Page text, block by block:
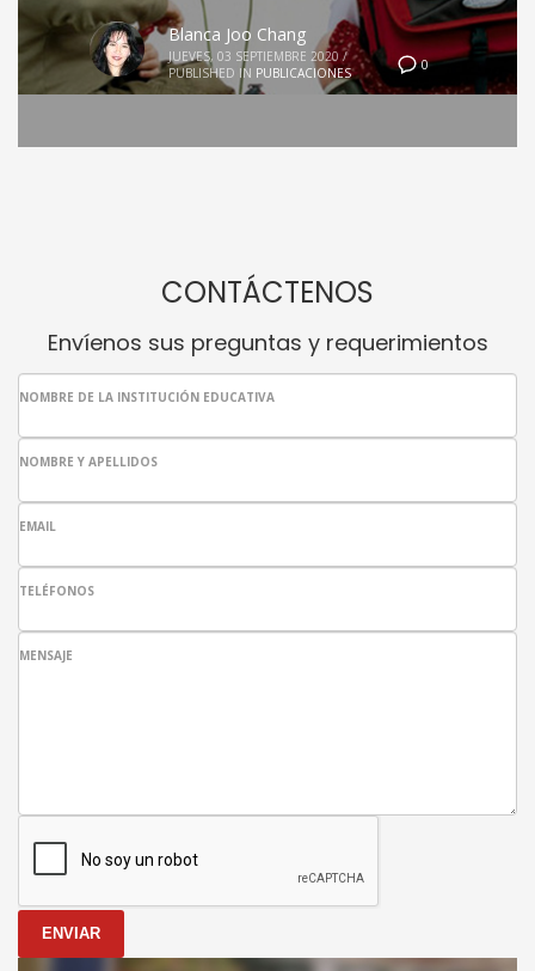
0
Blanca Joo Chang
JUEVES, 03 SEPTIEMBRE 2020 /
PUBLISHED IN PUBLICACIONES
CONTÁCTENOS
Envíenos sus preguntas y requerimientos
NOMBRE DE LA INSTITUCIÓN EDUCATIVA
NOMBRE Y APELLIDOS
EMAIL
TELÉFONOS
MENSAJE
ENVIAR